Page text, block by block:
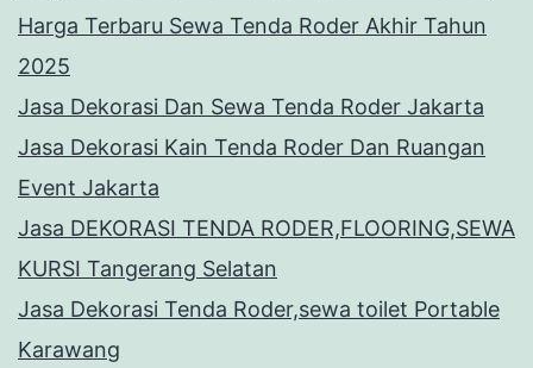
Harga Terbaru Sewa Tenda Roder Akhir Tahun
2025
Jasa Dekorasi Dan Sewa Tenda Roder Jakarta
Jasa Dekorasi Kain Tenda Roder Dan Ruangan
Event Jakarta
Jasa DEKORASI TENDA RODER,FLOORING,SEWA
KURSI Tangerang Selatan
Jasa Dekorasi Tenda Roder,sewa toilet Portable
Karawang